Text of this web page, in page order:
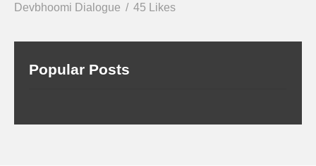
Devbhoomi Dialogue
45 Likes
Popular Posts